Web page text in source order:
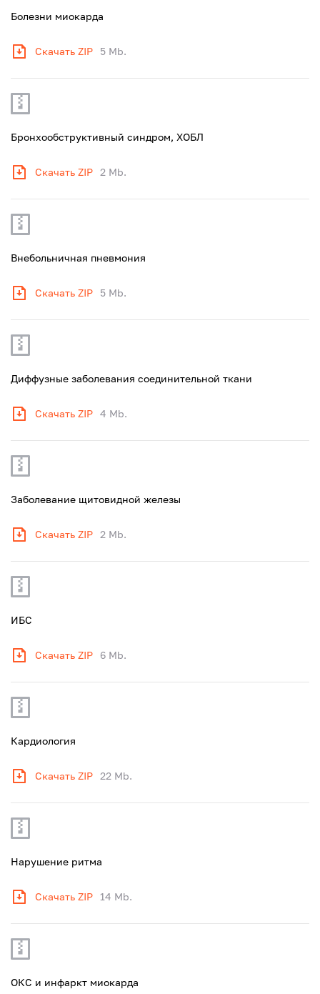
Болезни миокарда
Скачать ZIP 5 Mb.
Бронхообструктивный синдром, ХОБЛ
Скачать ZIP 2 Mb.
Внебольничная пневмония
Скачать ZIP 5 Mb.
Диффузные заболевания соединительной ткани
Скачать ZIP 4 Mb.
Заболевание щитовидной железы
Скачать ZIP 2 Mb.
ИБС
Скачать ZIP 6 Mb.
Кардиология
Скачать ZIP 22 Mb.
Нарушение ритма
Скачать ZIP 14 Mb.
ОКС и инфаркт миокарда